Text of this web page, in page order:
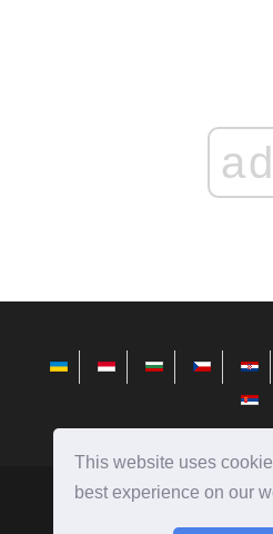
This website uses
best experience on our
ad